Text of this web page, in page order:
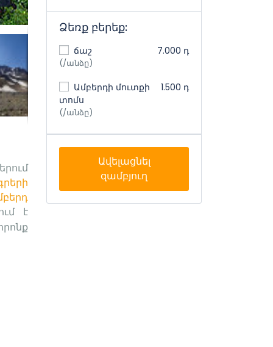
է
Ձեռք բերեք:
ճաշ
(/անձը)
7.000 դ
Ամբերդի մուտքի
տոմս
(/անձը)
1.500 դ
Ավելացնել
զամբյուղ